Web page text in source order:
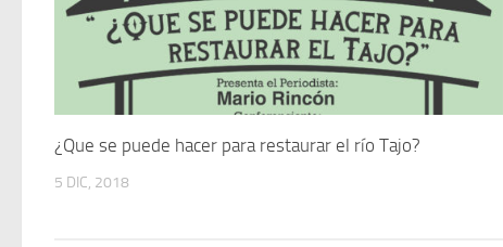
¿Que se puede hacer para restaurar el río Tajo?
5 DIC, 2018